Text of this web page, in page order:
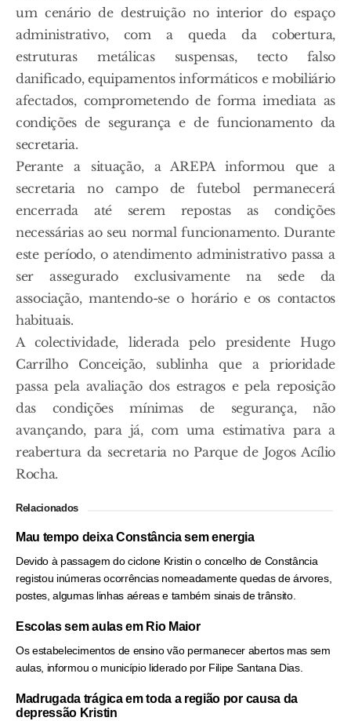
um cenário de destruição no interior do espaço
administrativo, com a queda da cobertura,
estruturas metálicas suspensas, tecto falso
danificado, equipamentos informáticos e mobiliário
afectados, comprometendo de forma imediata as
condições de segurança e de funcionamento da
secretaria.
Perante a situação, a AREPA informou que a
secretaria no campo de futebol permanecerá
encerrada até serem repostas as condições
necessárias ao seu normal funcionamento. Durante
este período, o atendimento administrativo passa a
ser assegurado exclusivamente na sede da
associação, mantendo-se o horário e os contactos
habituais.
A colectividade, liderada pelo presidente Hugo
Carrilho Conceição, sublinha que a prioridade
passa pela avaliação dos estragos e pela reposição
das condições mínimas de segurança, não
avançando, para já, com uma estimativa para a
reabertura da secretaria no Parque de Jogos Acílio
Rocha.
Relacionados
Mau tempo deixa Constância sem energia
Devido à passagem do ciclone Kristin o concelho de Constância
registou inúmeras ocorrências nomeadamente quedas de árvores,
postes, algumas linhas aéreas e também sinais de trânsito.
Escolas sem aulas em Rio Maior
Os estabelecimentos de ensino vão permanecer abertos mas sem
aulas, informou o município liderado por Filipe Santana Dias.
Madrugada trágica em toda a região por causa da
depressão Kristin